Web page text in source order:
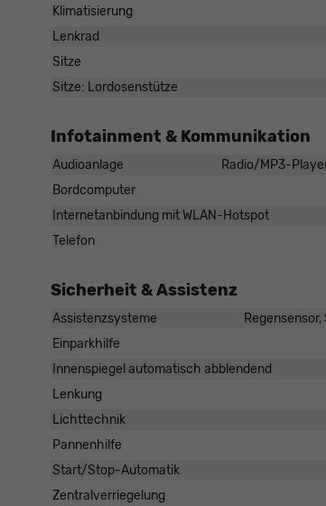
Klimatisierung
Lenkrad
Sitze
Sitze: Lordosenstütze
Infotainment & Kommunikation
Audioanlage
Radio/MP3-
Bordcomputer
Internetanbindung mit WLAN-Hotspot
Telefon
Sicherheit & Assistenz
Assistenzsysteme
Einparkhilfe
Innenspiegel automatisch abblendend
Lenkung
Lichttechnik
Pannenhilfe
Start/Stop-Automatik
Zentralverriegelung